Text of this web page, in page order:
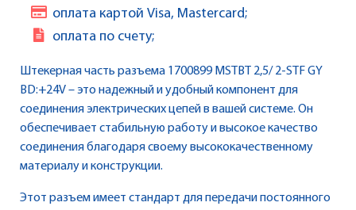
оплата картой Visa, Mastercard;
оплата по счету;
Штекерная часть разъема 1700899 MSTBT 2,5/ 2-STF GY
BD:+24V – это надежный и удобный компонент для
соединения электрических цепей в вашей системе. Он
обеспечивает стабильную работу и высокое качество
соединения благодаря своему высококачественному
материалу и конструкции.
Этот разъем имеет стандарт для передачи постоянного